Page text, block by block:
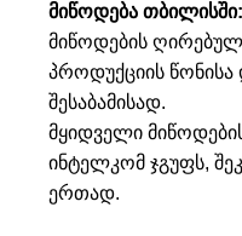
მიწოდება თბილისში:
მიწოდების
პროდუქციის
შესაბამისად.
მყიდველი
ინტელკომ ჯგუფს,
ერთად.